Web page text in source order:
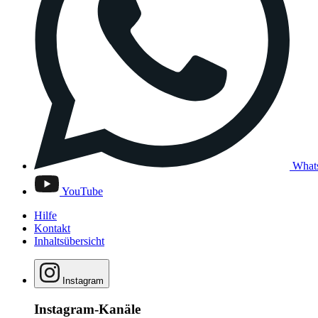
YouTube
Hilfe
Kontakt
Inhaltsübersicht
Instagram
Instagram-Kanäle